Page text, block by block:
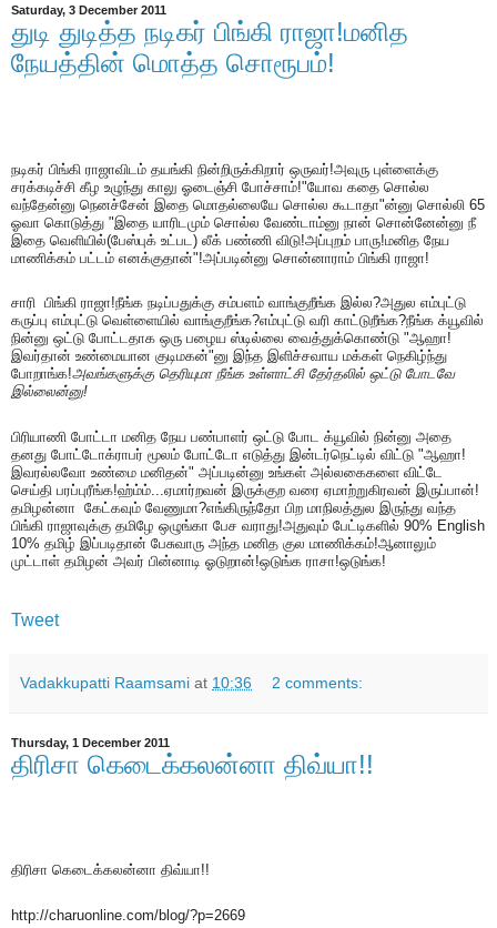
Saturday, 3 December 2011
துடி துடித்த நடிகர் பிங்கி ராஜா!மனித
நேயத்தின் மொத்த சொரூபம்!
நடிகர் பிங்கி ராஜாவிடம் தயங்கி நின்றிருக்கிறார் ஒருவர்!அவுரு புள்ளைக்கு
சரக்கடிச்சி கீழ உழுந்து காலு ஓடைஞ்சி போச்சாம்!"யோவ கதை சொல்ல
வந்தேன்னு நெனச்சேன் இதை மொதல்லையே சொல்ல கூடாதா"ன்னு சொல்லி 65
ஓவா கொடுத்து "இதை யாரிடமும் சொல்ல வேண்டாம்னு நான் சொன்னேன்னு நீ
இதை வெளியில்(பேஸ்புக் உட்பட) லீக் பண்ணி விடு!அப்புறம் பாரு!மனித நேய
மாணிக்கம் பட்டம் எனக்குதான்"!அப்படின்னு சொன்னாராம் பிங்கி ராஜா!
சாரி பிங்கி ராஜா!நீங்க நடிப்பதுக்கு சம்பளம் வாங்குறீங்க இல்ல?அதுல எம்புட்டு
கருப்பு எம்புட்டு வெள்ளையில் வாங்குறீங்க?எம்புட்டு வரி காட்டுறீங்க?நீங்க க்யூவில்
நின்னு ஒட்டு போட்டதாக ஒரு பழைய ஸ்டில்லை வைத்துக்கொண்டு "ஆஹா!
இவர்தான் உண்மையான குடிமகன்"னு இந்த இளிச்சவாய மக்கள் நெகிழ்ந்து
போறாங்க!அவங்களுக்கு தெரியுமா நீங்க உள்ளாட்சி தேர்தலில் ஒட்டு போடவே
இல்லைன்னு!
பிரியாணி போட்டா மனித நேய பண்பாளர் ஒட்டு போட க்யூவில் நின்னு அதை
தனது போட்டோக்ராபர் மூலம் போட்டோ எடுத்து இன்டர்நெட்டில் விட்டு "ஆஹா!
இவரல்லவோ உண்மை மனிதன்" அப்படின்னு உங்கள் அல்லகைகளை விட்டே
செய்தி பரப்புரீங்க!ஹ்ம்ம்...ஏமார்றவன் இருக்குற வரை ஏமாற்றுகிரவன் இருப்பான்!
தமிழன்னா கேட்கவும் வேணுமா?எங்கிருந்தோ பிற மாநிலத்துல இருந்து வந்த
பிங்கி ராஜாவுக்கு தமிழே ஒழுங்கா பேச வராது!அதுவும் பேட்டிகளில் 90% English
10% தமிழ் இப்படிதான் பேசுவாரு அந்த மனித குல மாணிக்கம்!ஆனாலும்
முட்டாள் தமிழன் அவர் பின்னாடி ஓடுறான்!ஒடுங்க ராசா!ஒடுங்க!
Tweet
Vadakkupatti Raamsami at 10:36 2 comments:
Thursday, 1 December 2011
திரிசா கெடைக்கலன்னா திவ்யா!!
திரிசா கெடைக்கலன்னா திவ்யா!!
http://charuonline.com/blog/?p=2669